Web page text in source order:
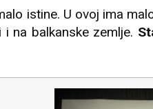
istine. U ovoj ima
na balkanske zemlje.